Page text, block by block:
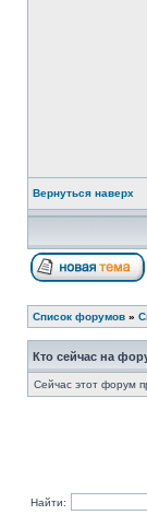
Вернуться наверх
Список форумов »
Кто сейчас на
Сейчас этот форум
Найти: